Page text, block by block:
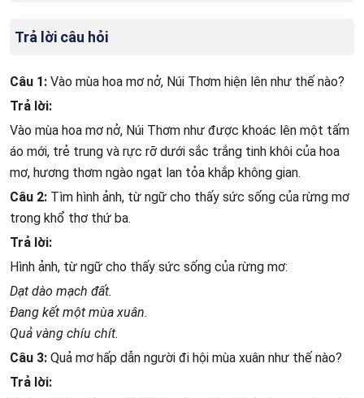
Trả lời câu hỏi
Câu 1: Vào mùa hoa mơ nở, Núi Thơm hiện lên như thế nào?
Trả lời:
Vào mùa hoa mơ nở, Núi Thơm như được khoác lên một tấm
áo mới, trẻ trung và rực rỡ dưới sắc trắng tinh khôi của hoa
mơ, hương thơm ngào ngạt lan tỏa khắp không gian.
Câu 2: Tìm hình ảnh, từ ngữ cho thấy sức sống của rừng mơ
trong khổ thơ thứ ba.
Trả lời:
Hình ảnh, từ ngữ cho thấy sức sống của rừng mơ:
Dạt dào mạch đất.
Đang kết một mùa xuân.
Quả vàng chíu chít.
Câu 3: Quả mơ hấp dẫn người đi hội mùa xuân như thế nào?
Trả lời: